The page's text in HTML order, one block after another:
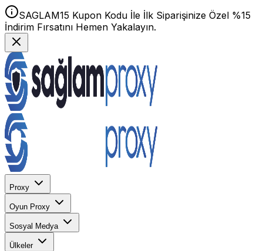
SAGLAM15 Kupon Kodu İle İlk Siparişinize Özel %15
İndirim Fırsatını Hemen Yakalayın.
Proxy
Oyun Proxy
Sosyal Medya
Ülkeler